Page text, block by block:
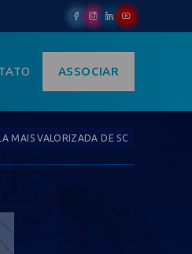
ASSOCIAR
MAIS VALORIZADA DE SC